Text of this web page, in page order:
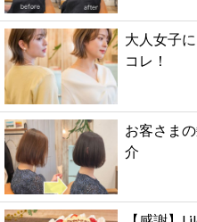
大人女子
コレ！
お客さま
介